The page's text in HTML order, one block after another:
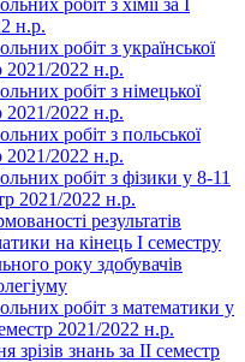
н.р.
робіт з української
2021/2022 н.р.
робіт з німецької
2021/2022 н.р.
робіт з польської
2021/2022 н.р.
робіт з фізики у 8-11
2021/2022 н.р.
результатів
на кінець І семестру
року здобувачів
робіт з математики у
2021/2022 н.р.
зрізів знань за ІІ семестр